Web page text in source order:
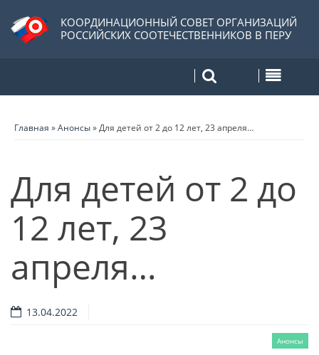
КООРДИНАЦИОННЫЙ СОВЕТ ОРГАНИЗАЦИЙ
РОССИЙСКИХ СООТЕЧЕСТВЕННИКОВ В ПЕРУ
Главная »Анонсы»Для детей от 2 до 12 лет, 23 апреля…
Для детей от 2 до
12 лет, 23
апреля…
13.04.2022
Анонсы